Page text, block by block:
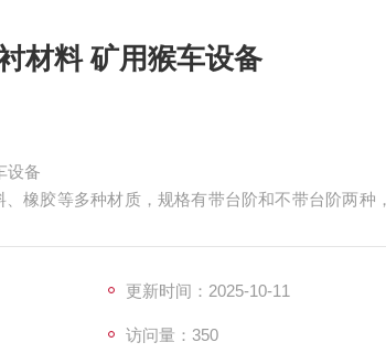
材料 矿用猴车设备
设备
橡胶等多种材质，规格有带台阶和不带台阶两种
更新时间：2025-10-11
访问量：350